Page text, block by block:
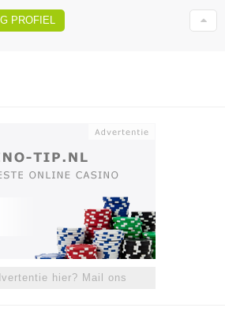
PROFIEL
hier? Mail ons